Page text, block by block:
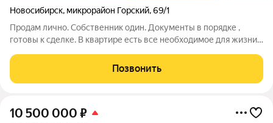
Новосибирск, микрорайон Горский,69/1
Продам лично. Собственник один. Документы в порядке ,
готовы к сделке. В квартире есть все необходимое для жизни.
так же под аренду. Очень хороший район с развитой
инфраструктурой. От метро 15
Позвонить
10 500 000 ₽